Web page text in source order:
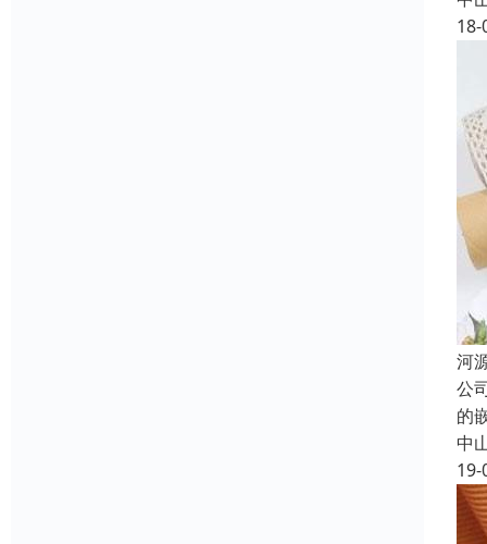
18-
河
公
的
中
19-